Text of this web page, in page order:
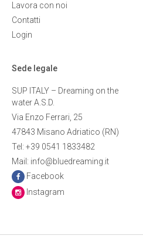
Lavora con noi
Contatti
Login
Sede legale
SUP ITALY – Dreaming on the
water A.S.D.
Via Enzo Ferrari, 25
47843 Misano Adriatico (RN)
Tel: +39 0541 1833482
Mail: info@bluedreaming.it
Facebook
Instagram